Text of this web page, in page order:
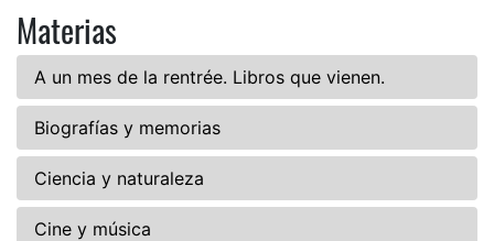
Materias
A un mes de la rentrée. Libros que vienen.
Biografías y memorias
Ciencia y naturaleza
Cine y música